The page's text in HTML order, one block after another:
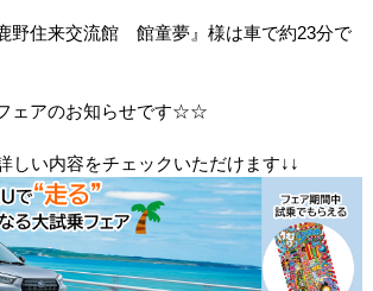
野住来交流館 館童夢』様は車で約23分で
ェアのお知らせです☆☆
しい内容をチェックいただけます↓↓